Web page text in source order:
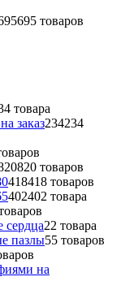
695 товаров
товара
заказ234234
820 товаров
418418 товаров
402402 товара
сердца22 товара
пазлы55 товаров
на